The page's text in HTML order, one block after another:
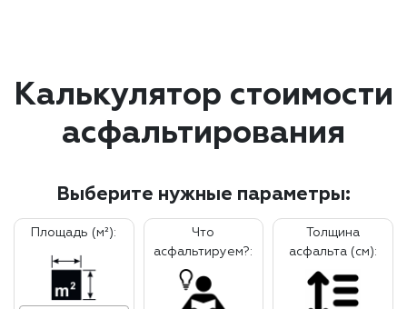
Калькулятор стоимости
асфальтирования
Выберите нужные параметры:
Площадь (м²):
Что
асфальтируем?:
Толщина
асфальта (см):